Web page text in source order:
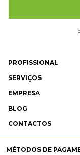
PROFISSIONAL
SERVIÇOS
EMPRESA
BLOG
CONTACTOS
MÉTODOS DE